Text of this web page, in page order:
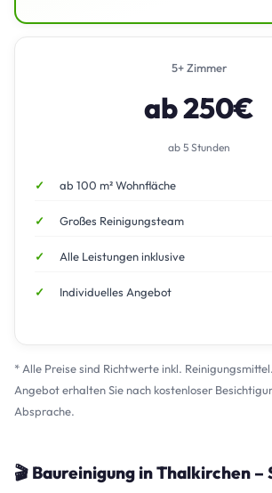
5+ Zimmer
ab 250€
ab 5 Stunden
ab 100 m² Wohnfläche
Großes Reinigungsteam
Alle Leistungen inklusive
Individuelles Angebot
* Alle Preise sind Richtwerte inkl.
Angebot erhalten Sie nach kostenloser
Absprache.
🎬 Baureinigung in Thalkirchen –